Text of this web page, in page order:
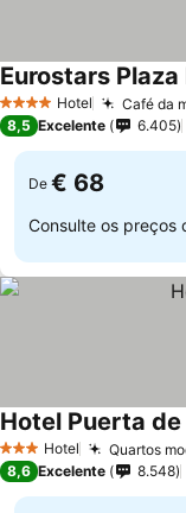
4 EstrelasHotel Café da
Eurostars
8,5 Excelente 6.405
De € 68
Consulte os preços
3 EstrelasHotel Quartos
Hotel Puerta de
8,6 Excelente 8.548